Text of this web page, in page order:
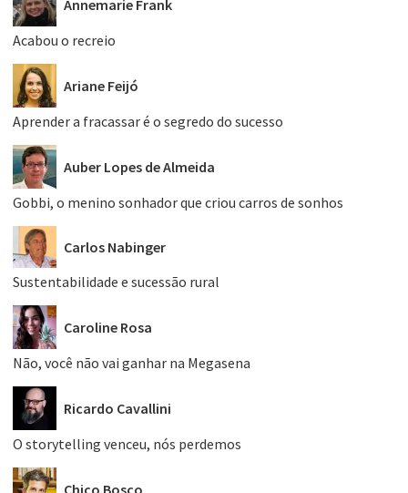
Annemarie Frank
Acabou o recreio
Ariane Feijó
Aprender a fracassar é o segredo do sucesso
Auber Lopes de Almeida
Gobbi, o menino sonhador que criou carros de sonhos
Carlos Nabinger
Sustentabilidade e sucessão rural
Caroline Rosa
Não, você não vai ganhar na Megasena
Ricardo Cavallini
O storytelling venceu, nós perdemos